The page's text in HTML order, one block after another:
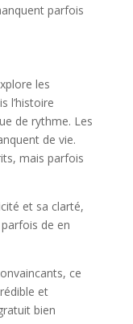
parfois
les
l’histoire
de rythme. Les
de vie.
mais parfois
et sa clarté,
de en
ce
et
bien